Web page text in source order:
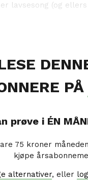
lavsesong (og
PÅ
prøve i ÉN
75 kroner
kjøpe
alternativer, eller